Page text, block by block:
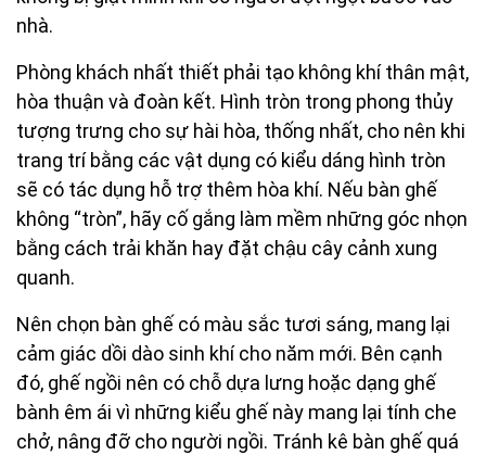
nhà.
Phòng khách nhất thiết phải tạo không khí thân mật,
hòa thuận và đoàn kết. Hình tròn trong phong thủy
tượng trưng cho sự hài hòa, thống nhất, cho nên khi
trang trí bằng các vật dụng có kiểu dáng hình tròn
sẽ có tác dụng hỗ trợ thêm hòa khí. Nếu bàn ghế
không “tròn”, hãy cố gắng làm mềm những góc nhọn
bằng cách trải khăn hay đặt chậu cây cảnh xung
quanh.
Nên chọn bàn ghế có màu sắc tươi sáng, mang lại
cảm giác dồi dào sinh khí cho năm mới. Bên cạnh
đó, ghế ngồi nên có chỗ dựa lưng hoặc dạng ghế
bành êm ái vì những kiểu ghế này mang lại tính che
chở, nâng đỡ cho người ngồi. Tránh kê bàn ghế quá